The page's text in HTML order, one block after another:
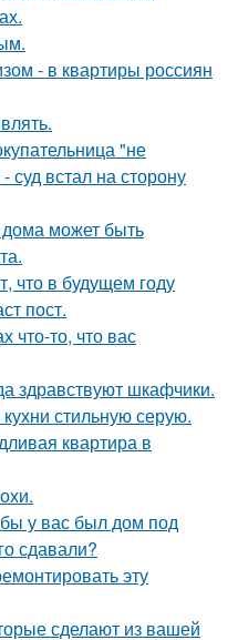
- в квартиры россиян
"не
суд встал на сторону
может быть
что в будущем году
пост.
что-то, что вас
здравствуют шкафчики.
стильную серую.
квартира в
у вас был дом под
сдавали?
эту
сделают из вашей